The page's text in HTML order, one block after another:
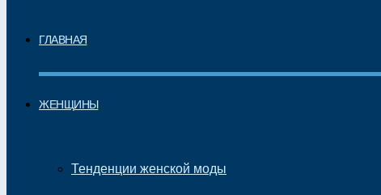
ГЛАВНАЯ
ЖЕНЩИНЫ
Тенденции женской моды